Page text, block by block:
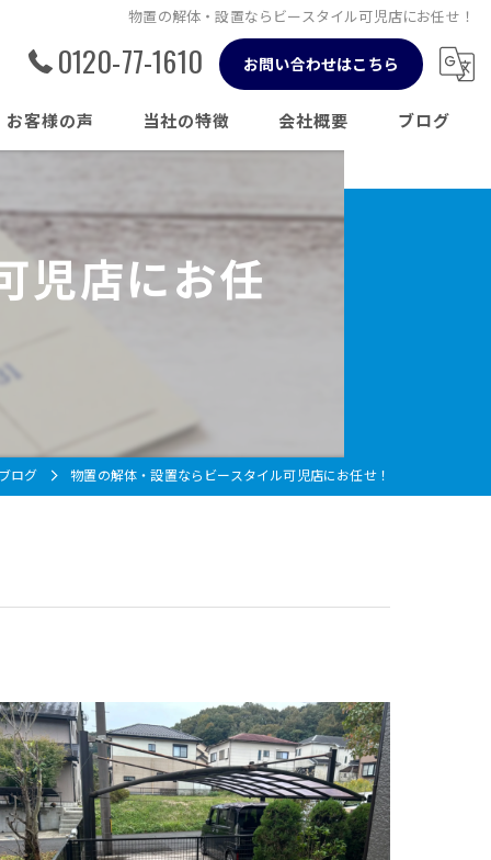
物置の解体・設置ならビースタイル可児店にお任せ！
0120-77-1610 お問い合わせはこちら
お客様の声 当社の特徴
伐採
剪定
会社概要 ブログ
コラム
児店にお任
ブログ 物置の解体・設置ならビースタイル可児店にお任せ！